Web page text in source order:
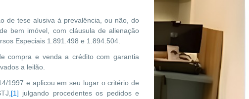
de tese alusiva à prevalência, ou não, do
bem imóvel, com cláusula de alienação
Especiais 1.891.498 e 1.894.504.
compra e venda a crédito com garantia
a leilão.
1997 e aplicou em seu lugar o critério de
[1] julgando procedentes os pedidos e